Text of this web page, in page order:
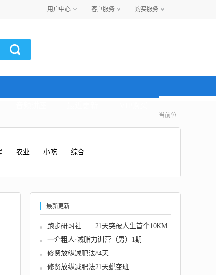
用户中心 客户服务 购买服务
当前位
农业 小吃 综合
最新更新
跑步研习社－－21天突破人生首个10KM
一介粗人·减脂力训营（男）1期
修贤放纵减肥法84天
修贤放纵减肥法21天蜕变班